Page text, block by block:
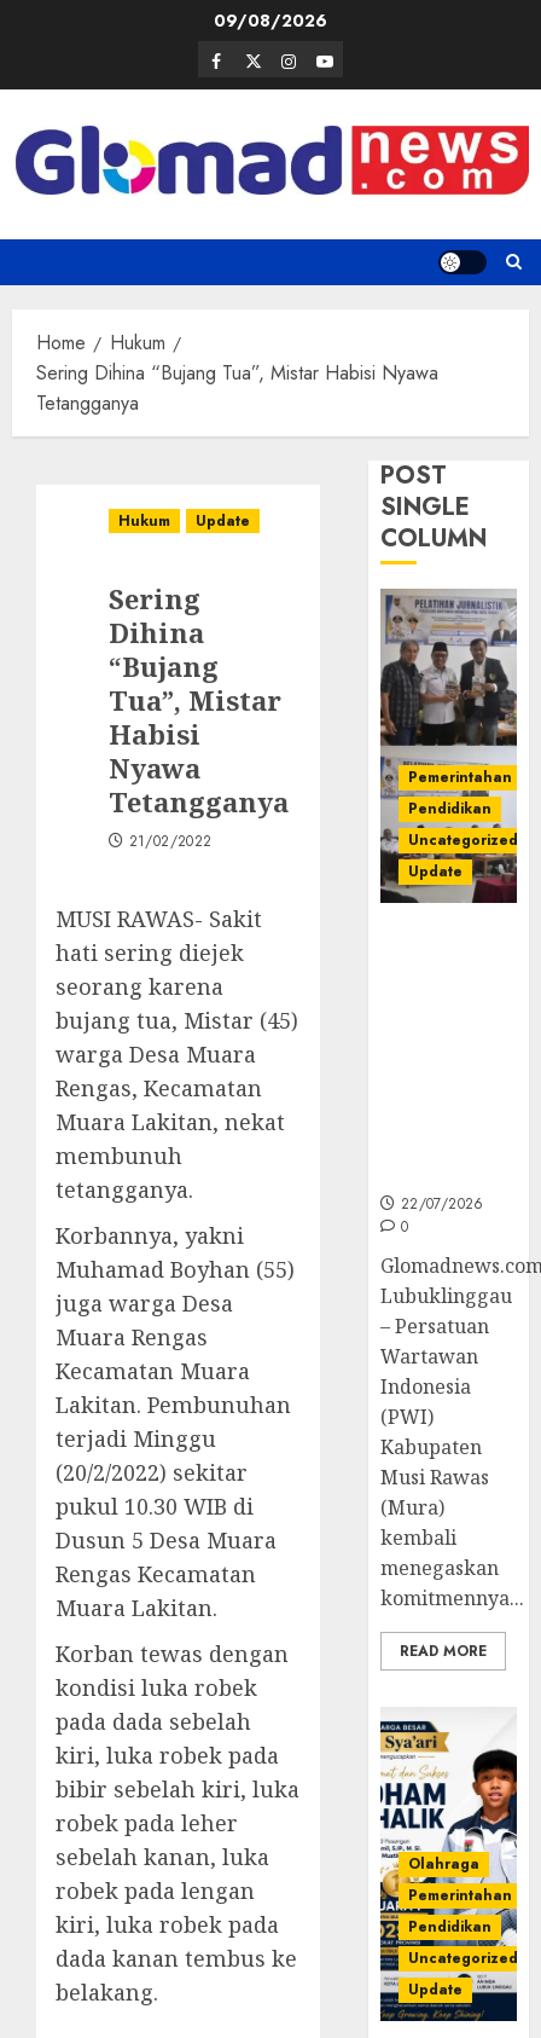
09/08/2026
Facebook
TwitterInstagram
Youtube
Home
Hukum
Sering Dihina “Bujang Tua”, Mistar Habisi Nyawa
Tetangganya
Hukum Update
Sering
Dihina
“Bujang
Tua”, Mistar
Habisi
Nyawa
Tetangganya
21/02/2022
MUSI RAWAS- Sakit
hati sering diejek
seorang karena
bujang tua, Mistar (45)
warga Desa Muara
Rengas, Kecamatan
Muara Lakitan, nekat
membunuh
tetangganya.
Korbannya, yakni
Muhamad Boyhan (55)
juga warga Desa
Muara Rengas
Kecamatan Muara
Lakitan. Pembunuhan
terjadi Minggu
(20/2/2022) sekitar
pukul 10.30 WIB di
Dusun 5 Desa Muara
Rengas Kecamatan
Muara Lakitan.
Korban tewas dengan
kondisi luka robek
pada dada sebelah
kiri, luka robek pada
bibir sebelah kiri, luka
robek pada leher
sebelah kanan, luka
robek pada lengan
kiri, luka robek pada
dada kanan tembus ke
belakang.
POST
SINGLE
COLUMN
Pemerintahan
Pendidikan
Uncategorized
Update
22/07/2026
0
Lubuklinggau
– Persatuan
Wartawan
Indonesia
(PWI)
Kabupaten
Musi Rawas
(Mura)
kembali
menegaskan
komitmennya...
READ MORE
Olahraga
Pemerintahan
Pendidikan
Uncategorized
Update